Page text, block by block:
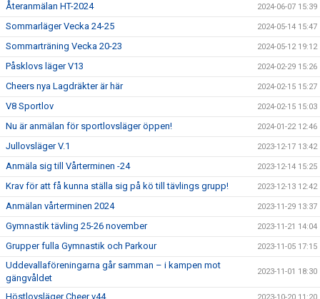
Återanmälan HT-2024 2024-06-07 15:39
Sommarläger Vecka 24-25 2024-05-14 15:47
Sommarträning Vecka 20-23 2024-05-12 19:12
Påsklovs läger V13 2024-02-29 15:26
Cheers nya Lagdräkter är här 2024-02-15 15:27
V8 Sportlov 2024-02-15 15:03
Nu är anmälan för sportlovsläger öppen! 2024-01-22 12:46
Jullovsläger V.1 2023-12-17 13:42
Anmäla sig till Vårterminen -24 2023-12-14 15:25
Krav för att få kunna ställa sig på kö till tävlings grupp! 2023-12-13 12:42
Anmälan vårterminen 2024 2023-11-29 13:37
Gymnastik tävling 25-26 november 2023-11-21 14:04
Grupper fulla Gymnastik och Parkour 2023-11-05 17:15
Uddevallaföreningarna går samman – i kampen mot
gängvåldet
2023-11-01 18:30
Höstlovsläger Cheer v44